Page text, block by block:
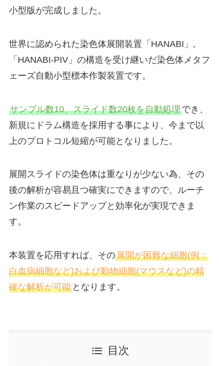
小型版が完成しました。
世界に認められた染色体展開装置「HANABI」,
「HANABI-PIV」の構造を受け継いだ染色体メタフ
ェーズ自動小型標本作製装置です。
サンプル数10、スライド数20枚を自動処理でき、
新規にドラム構造を採用する事により、今まで以
上のプロトコル短縮が可能となりました。
展開スライドの染色体は重なりが少ない為、その
後の解析が容易且つ確実にできますので、ルーチ
ン作業のスピードアップと効率化が実現できま
す。
本装置を応用すれば、その展開が困難な細胞(例：
白血病細胞など)および動物細胞(マウスなど)の精
確な解析が可能となります。
目次